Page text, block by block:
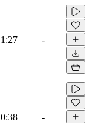
1:27 -
0:38 -